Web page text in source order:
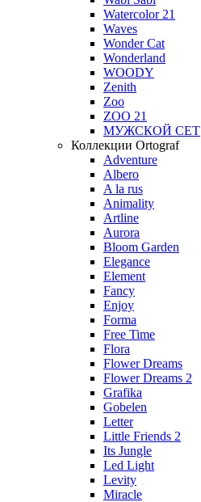
Watercolor 21
Waves
Wonder Cat
Wonderland
WOODY
Zenith
Zoo
ZOO 21
МУЖСКОЙ СЕТ
Коллекции Ortograf
Adventure
Albero
A la rus
Animality
Artline
Aurora
Bloom Garden
Elegance
Element
Fancy
Enjoy
Forma
Free Time
Flora
Flower Dreams
Flower Dreams 2
Grafika
Gobelen
Letter
Little Friends 2
Its Jungle
Led Light
Levity
Miracle